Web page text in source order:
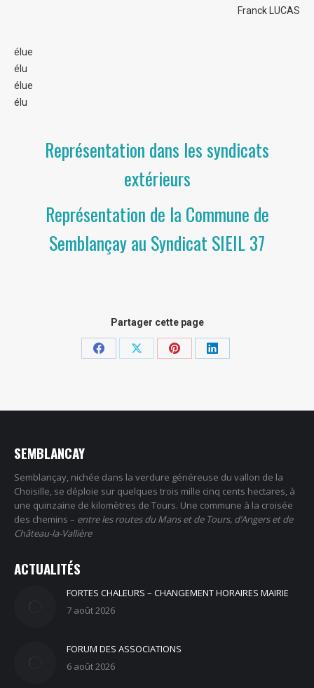
Franck LUCAS
élue
élu
élue
élu
Représentation dans les syndicats
extérieurs
Représentation de la Commune de
Semblançay au Syndicat SIEIL 37
Partager cette page
PartagerPartagerPartagerPartager
SEMBLANCAY
Semblançay, nichée dans la verdure généreuse du vallon de la
Choisille, se déploie sur quelques trois mille cinq cents hectares, à
une quinzaine de kilomètres de Tours. Une commune à la croisée
des chemins – entre les routes du Mans et de Tours, d’Angers et de
Château-la-Vallière
ACTUALITÉS
FORTES CHALEURS – CHANGEMENT HORAIRES MAIRIE
7 août 2026
FORUM DES ASSOCIATIONS
6 août 2026